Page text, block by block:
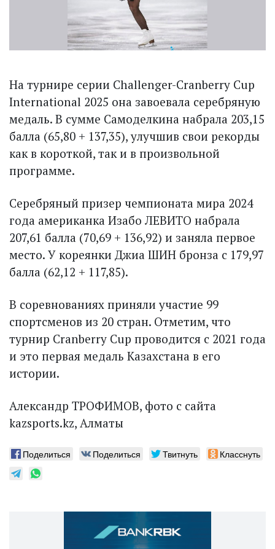
На турнире серии Challenger-Cranberry Cup
International 2025 она завоевала серебряную
медаль. В сумме Самоделкина набрала 203,15
балла (65,80 + 137,35), улучшив свои рекорды
как в короткой, так и в произвольной
программе.
Серебряный призер чемпионата мира 2024
года американка Изабо ЛЕВИТО набрала
207,61 балла (70,69 + 136,92) и заняла первое
место. У кореянки Джиа ШИН бронза с 179,97
балла (62,12 + 117,85).
В соревнованиях приняли участие 99
спортсменов из 20 стран. Отметим, что
турнир Cranberry Cup проводится с 2021 года
и это первая медаль Казахстана в его
истории.
Александр ТРОФИМОВ, фото с сайта
kazsports.kz, Алматы
Поделиться Поделиться Твитнуть Класснуть